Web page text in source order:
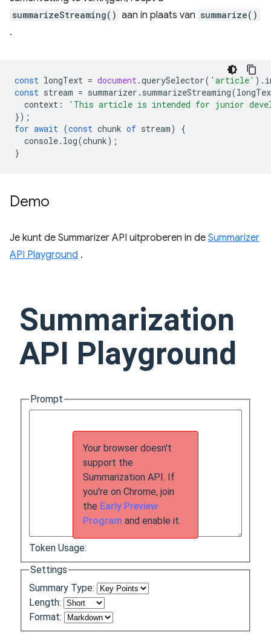
summarizeStreaming() aan in plaats van summarize()
.
const longText = document.querySelector( 'article' ).
const stream = summarizer . summarizeStreaming(
context :
'This article is intended for junior
});
for await (const chunk of stream)
{
console. log(chunk);
}
Demo
Je kunt de Summarizer API uitproberen in de Summarizer
API Playground .